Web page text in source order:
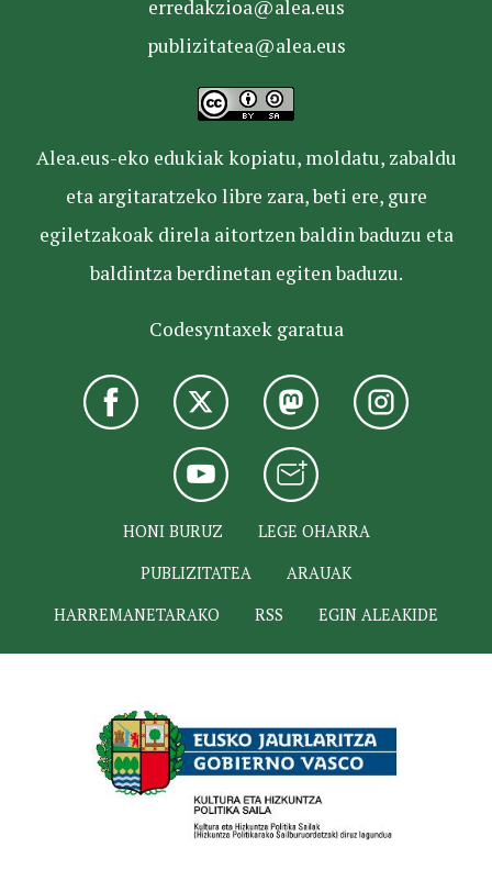
erredakzioa@alea.eus
publizitatea@alea.eus
Alea.eus-eko edukiak kopiatu, moldatu, zabaldu
eta argitaratzeko libre zara, beti ere, gure
egiletzakoak direla aitortzen baldin baduzu eta
baldintza berdinetan egiten baduzu.
Codesyntaxek garatua
HONI BURUZ
LEGE OHARRA
PUBLIZITATEA
ARAUAK
HARREMANETARAKO
RSS EGIN ALEAKIDE